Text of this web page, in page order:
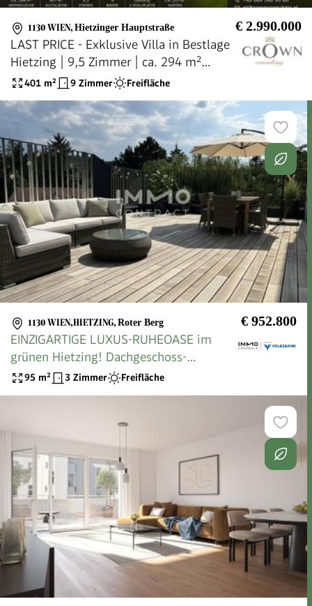
1130 WIEN, Hietzinger Hauptstraße € 2.990.000
LAST PRICE - Exklusive Villa in Bestlage
Hietzing | 9,5 Zimmer | ca. 294 m²
Wohnfläche | 401 m² Nutzfläche | Garten
Aufstockungsmöglichkeit | Jetzt €
2.990.000
401 m² 9 Zimmer Freifläche
1130 WIEN,HIETZING, Roter Berg € 952.800
EINZIGARTIGE LUXUS-RUHEOASE im
grünen Hietzing! Dachgeschoss-
Maisonette- Terrasse als ERSTBEZUG !
95 m² 3 Zimmer Freifläche